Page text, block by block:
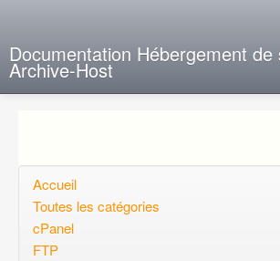
Documentation Hébergement de
Archive-Host
Questions ouvertes
Voulez-vous vous inscrire?
Accueil
Toutes les catégories
cPanel
FTP